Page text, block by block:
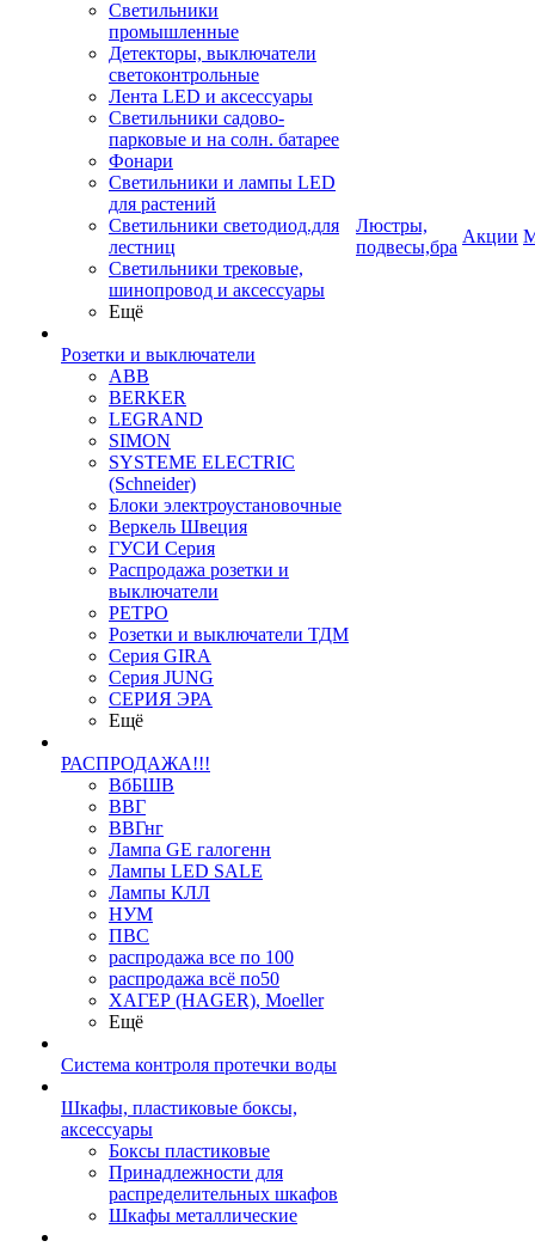
Светильники
промышленные
Детекторы, выключатели
светоконтрольные
Лента LED и аксессуары
Светильники садово-
парковые и на солн. батарее
Фонари
Светильники и лампы LED
для растений
Светильники светодиод.для
лестниц
Светильники трековые,
шинопровод и аксессуары
Ещё
Розетки и выключатели
ABB
BERKER
LEGRAND
SIMON
SYSTEME ELECTRIC
(Schneider)
Блоки электроустановочные
Веркель Швеция
ГУСИ Серия
Распродажа розетки и
выключатели
РЕТРО
Розетки и выключатели ТДМ
Серия GIRA
Серия JUNG
СЕРИЯ ЭРА
Ещё
РАСПРОДАЖА!!!
ВбБШВ
ВВГ
ВВГнг
Лампа GE галогенн
Лампы LED SALE
Лампы КЛЛ
НУМ
ПВС
распродажа все по 100
распродажа всё по50
ХАГЕР (HAGER), Moeller
Ещё
Система контроля протечки воды
Шкафы, пластиковые боксы,
аксессуары
Боксы пластиковые
Принадлежности для
распределительных шкафов
Шкафы металлические
Люстры,
подвесы,бра
Акции